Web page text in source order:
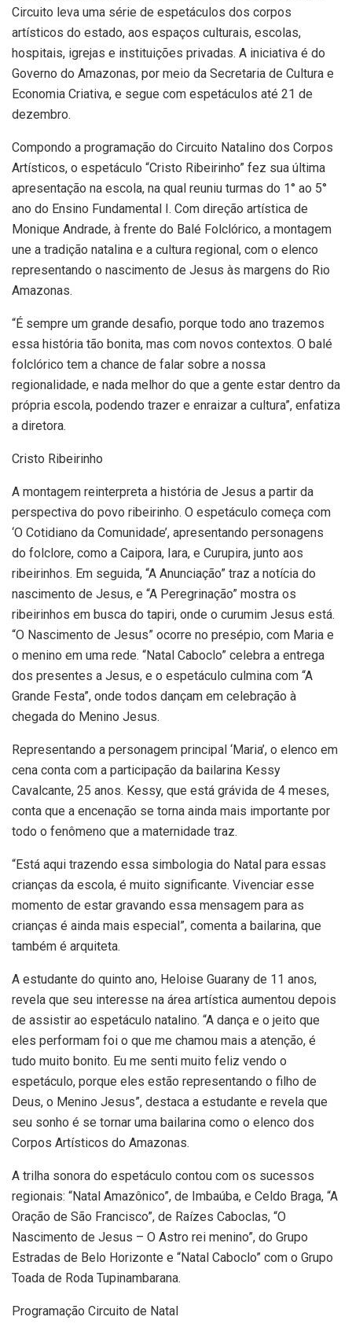
Circuito leva uma série de espetáculos dos corpos
artísticos do estado, aos espaços culturais, escolas,
hospitais, igrejas e instituições privadas. A iniciativa é do
Governo do Amazonas, por meio da Secretaria de Cultura e
Economia Criativa, e segue com espetáculos até 21 de
dezembro.
Compondo a programação do Circuito Natalino dos Corpos
Artísticos, o espetáculo “Cristo Ribeirinho” fez sua última
apresentação na escola, na qual reuniu turmas do 1° ao 5°
ano do Ensino Fundamental I. Com direção artística de
Monique Andrade, à frente do Balé Folclórico, a montagem
une a tradição natalina e a cultura regional, com o elenco
representando o nascimento de Jesus às margens do Rio
Amazonas.
“É sempre um grande desafio, porque todo ano trazemos
essa história tão bonita, mas com novos contextos. O balé
folclórico tem a chance de falar sobre a nossa
regionalidade, e nada melhor do que a gente estar dentro da
própria escola, podendo trazer e enraizar a cultura”, enfatiza
a diretora.
Cristo Ribeirinho
A montagem reinterpreta a história de Jesus a partir da
perspectiva do povo ribeirinho. O espetáculo começa com
‘O Cotidiano da Comunidade’, apresentando personagens
do folclore, como a Caipora, Iara, e Curupira, junto aos
ribeirinhos. Em seguida, “A Anunciação” traz a notícia do
nascimento de Jesus, e “A Peregrinação” mostra os
ribeirinhos em busca do tapiri, onde o curumim Jesus está.
“O Nascimento de Jesus” ocorre no presépio, com Maria e
o menino em uma rede. “Natal Caboclo” celebra a entrega
dos presentes a Jesus, e o espetáculo culmina com “A
Grande Festa”, onde todos dançam em celebração à
chegada do Menino Jesus.
Representando a personagem principal ‘Maria’, o elenco em
cena conta com a participação da bailarina Kessy
Cavalcante, 25 anos. Kessy, que está grávida de 4 meses,
conta que a encenação se torna ainda mais importante por
todo o fenômeno que a maternidade traz.
“Está aqui trazendo essa simbologia do Natal para essas
crianças da escola, é muito significante. Vivenciar esse
momento de estar gravando essa mensagem para as
crianças é ainda mais especial”, comenta a bailarina, que
também é arquiteta.
A estudante do quinto ano, Heloise Guarany de 11 anos,
revela que seu interesse na área artística aumentou depois
de assistir ao espetáculo natalino. “A dança e o jeito que
eles performam foi o que me chamou mais a atenção, é
tudo muito bonito. Eu me senti muito feliz vendo o
espetáculo, porque eles estão representando o filho de
Deus, o Menino Jesus”, destaca a estudante e revela que
seu sonho é se tornar uma bailarina como o elenco dos
Corpos Artísticos do Amazonas.
A trilha sonora do espetáculo contou com os sucessos
regionais: “Natal Amazônico”, de Imbaúba, e Celdo Braga, “A
Oração de São Francisco”, de Raízes Caboclas, “O
Nascimento de Jesus – O Astro rei menino”, do Grupo
Estradas de Belo Horizonte e “Natal Caboclo” com o Grupo
Toada de Roda Tupinambarana.
Programação Circuito de Natal